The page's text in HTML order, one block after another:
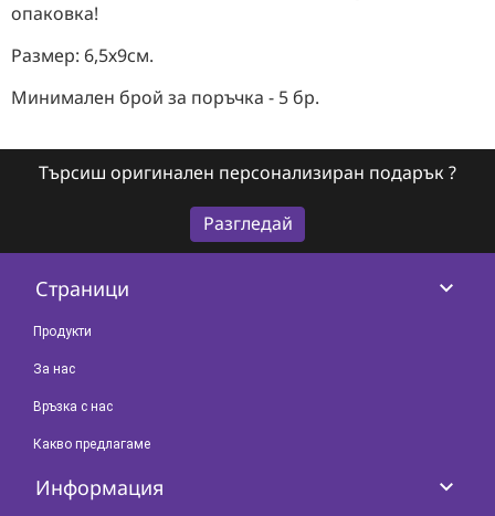
опаковка!
Размер: 6,5х9см.
Минимален брой за поръчка - 5 бр.
Търсиш оригинален персонализиран подарък ?
Разгледай
Страници keyboard_arrow_down
Продукти
За нас
Връзка с нас
Какво предлагаме
Информация keyboard_arrow_down